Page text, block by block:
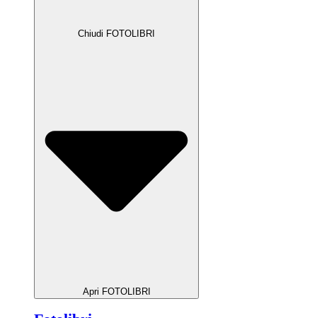
Chiudi FOTOLIBRI
Apri FOTOLIBRI